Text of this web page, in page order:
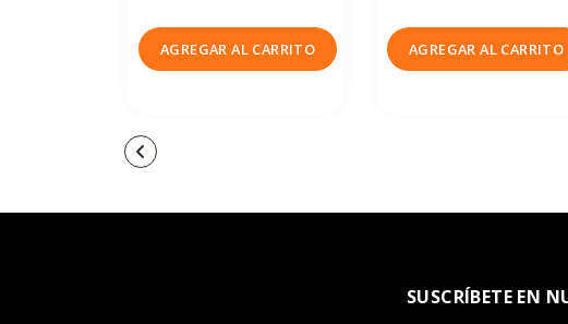
AGREGAR AL CARRITO AGREGAR AL CARRITO
SUSCRÍBETE EN